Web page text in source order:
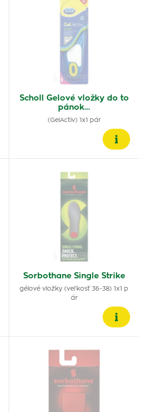
Scholl Gelové vložky do to
pánok…
(GelActiv) 1x1 pár
Sorbothane Single Strike
gélové vložky (veľkosť 36-38) 1x1 p
ár